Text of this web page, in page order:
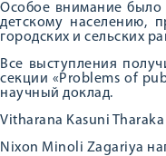
Особое внимание было
детскому населению,
городских и сельских
Все выступления
секции «Problems of
научный доклад.
Vitharana Kasuni
Nixon Minoli Zagariya